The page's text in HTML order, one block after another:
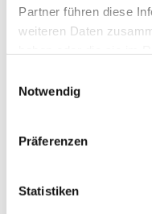
Partner führen diese
weiteren Daten
Notwendig
Präferenzen
Statistiken
St.
Sosa